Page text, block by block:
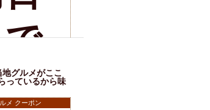
グルメがここ
っているから味
メ クーポン